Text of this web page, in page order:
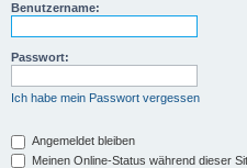
Benutzername:
Passwort:
Ich habe mein Passwort vergessen
Angemeldet bleiben
Meinen Online-Status während dieser